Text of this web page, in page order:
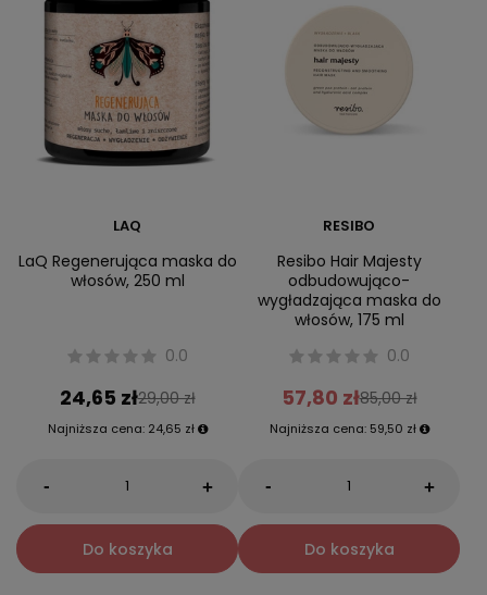
LAQ
LaQ Regenerująca maska do
włosów, 250 ml
0.0
24,65 zł29,00 zł
Najniższa cena: 24,65 zł
- +
Do koszyka
RESIBO
Resibo Hair Majesty
odbudowująco-
wygładzająca maska do
włosów, 175 ml
0.0
57,80 zł85,00 zł
Najniższa cena: 59,50 zł
- +
Do koszyka